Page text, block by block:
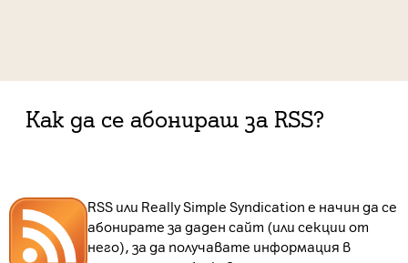
Как да се абонираш за RSS?
RSS или Really Simple Syndication е начин да се
абонирате за даден сайт (или секции от
него), за да получавате информация в